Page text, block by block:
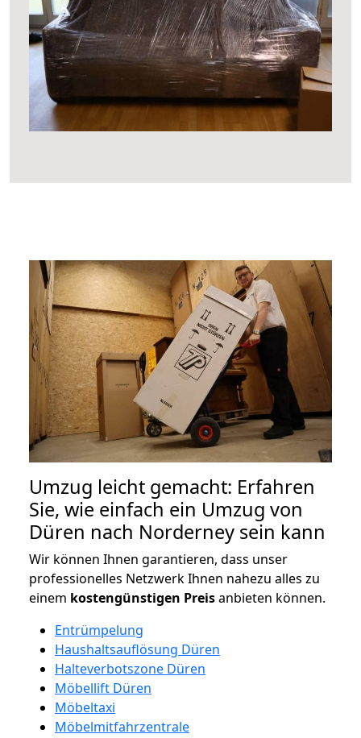
Umzug leicht gemacht: Erfahren
Sie, wie einfach ein Umzug von
Düren nach Norderney sein kann
Wir können Ihnen garantieren, dass unser
professionelles Netzwerk Ihnen nahezu alles zu
einem kostengünstigen Preisanbieten können.
Entrümpelung
Haushaltsauflösung Düren
Halteverbotszone Düren
Möbellift Düren
Möbeltaxi
Möbelmitfahrzentrale